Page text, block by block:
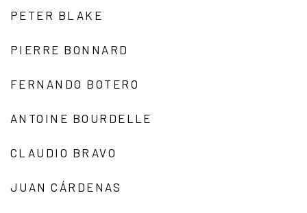
PETER BLAKE
PIERRE BONNARD
FERNANDO BOTERO
ANTOINE BOURDELLE
CLAUDIO BRAVO
JUAN CÁRDENAS